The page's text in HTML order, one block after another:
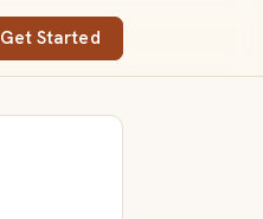
Get Started